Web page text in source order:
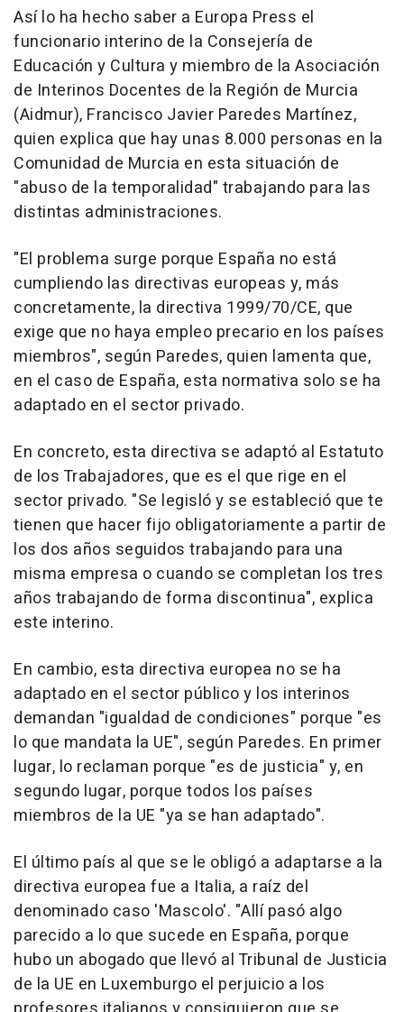
Así lo ha hecho saber a Europa Press el
funcionario interino de la Consejería de
Educación y Cultura y miembro de la Asociación
de Interinos Docentes de la Región de Murcia
(Aidmur), Francisco Javier Paredes Martínez,
quien explica que hay unas 8.000 personas en la
Comunidad de Murcia en esta situación de
"abuso de la temporalidad" trabajando para las
distintas administraciones.
"El problema surge porque España no está
cumpliendo las directivas europeas y, más
concretamente, la directiva 1999/70/CE, que
exige que no haya empleo precario en los países
miembros", según Paredes, quien lamenta que,
en el caso de España, esta normativa solo se ha
adaptado en el sector privado.
En concreto, esta directiva se adaptó al Estatuto
de los Trabajadores, que es el que rige en el
sector privado. "Se legisló y se estableció que te
tienen que hacer fijo obligatoriamente a partir de
los dos años seguidos trabajando para una
misma empresa o cuando se completan los tres
años trabajando de forma discontinua", explica
este interino.
En cambio, esta directiva europea no se ha
adaptado en el sector público y los interinos
demandan "igualdad de condiciones" porque "es
lo que mandata la UE", según Paredes. En primer
lugar, lo reclaman porque "es de justicia" y, en
segundo lugar, porque todos los países
miembros de la UE "ya se han adaptado".
El último país al que se le obligó a adaptarse a la
directiva europea fue a Italia, a raíz del
denominado caso 'Mascolo'. "Allí pasó algo
parecido a lo que sucede en España, porque
hubo un abogado que llevó al Tribunal de Justicia
de la UE en Luxemburgo el perjuicio a los